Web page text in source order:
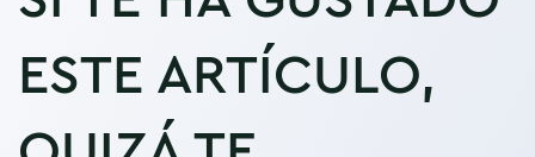
ESTE ARTÍCULO,